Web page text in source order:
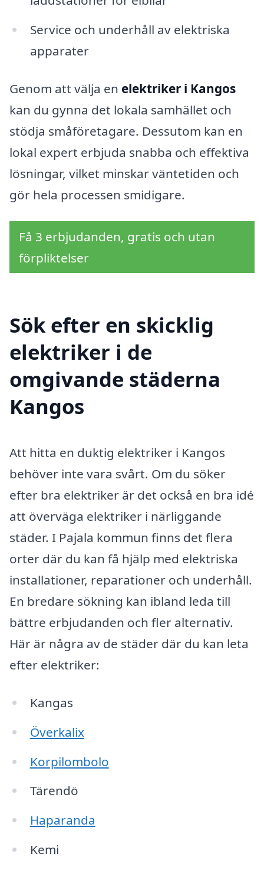
Service och underhåll av elektriska
apparater
Genom att välja en elektriker i Kangos
kan du gynna det lokala samhället och
stödja småföretagare. Dessutom kan en
lokal expert erbjuda snabba och effektiva
lösningar, vilket minskar väntetiden och
gör hela processen smidigare.
Få 3 erbjudanden, gratis och utan
förpliktelser
Sök efter en skicklig
elektriker i de
omgivande städerna
Kangos
Att hitta en duktig elektriker i Kangos
behöver inte vara svårt. Om du söker
efter bra elektriker är det också en bra idé
att överväga elektriker i närliggande
städer. I Pajala kommun finns det flera
orter där du kan få hjälp med elektriska
installationer, reparationer och underhåll.
En bredare sökning kan ibland leda till
bättre erbjudanden och fler alternativ.
Här är några av de städer där du kan leta
efter elektriker:
Kangas
Överkalix
Korpilombolo
Tärendö
Haparanda
Kemi